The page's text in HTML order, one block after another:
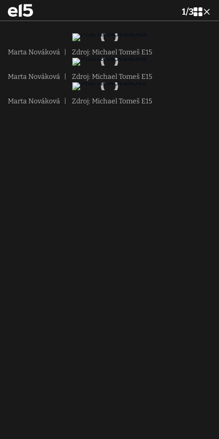
1/3
Marta Nováková Zdroj: Michael Tomeš E15
Marta Nováková Zdroj: Michael Tomeš E15
Marta Nováková Zdroj: Michael Tomeš E15